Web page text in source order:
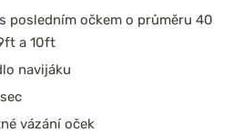
posledním očkem o průměru 40
a 10ft
navijáku
vázání oček